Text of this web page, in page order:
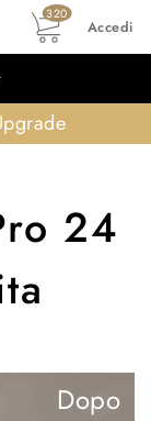
320
Accedi
24
Dopo